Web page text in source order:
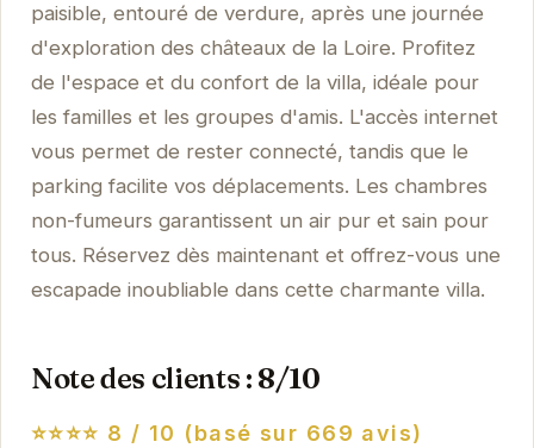
paisible, entouré de verdure, après une journée
d'exploration des châteaux de la Loire. Profitez
de l'espace et du confort de la villa, idéale pour
les familles et les groupes d'amis. L'accès internet
vous permet de rester connecté, tandis que le
parking facilite vos déplacements. Les chambres
non-fumeurs garantissent un air pur et sain pour
tous. Réservez dès maintenant et offrez-vous une
escapade inoubliable dans cette charmante villa.
Note des clients : 8/10
⭐⭐⭐⭐ 8 / 10 (basé sur 669 avis)